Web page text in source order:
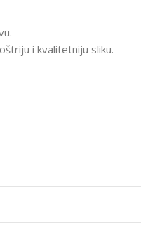
i kvalitetniju sliku.